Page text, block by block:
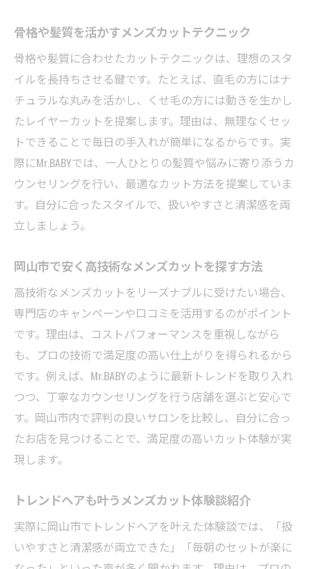
日常に馴染むメンズカットが人気の理由
長持ちするメンズカットのポイントを解説
自然な仕上がり重視のカット技術に注目
骨格や髪質に合うメンズカットの選び方
骨格や髪質を活かすメンズカットの秘訣
岡山市で一人ひとりに最適なカットを提案
メンズカットで理想のシルエットを実現す
る方法
髪質別メンズカットのおすすめポイント紹
介
プロが教える似合うメンズカットの選び方
個性を引き出す岡山のメンズカット体験談
最新メンズカットで印象を変える方法
岡山で話題の最新メンズカットスタイル特
集
印象を大きく変えるメンズカットのテクニ
ック
トレンドを意識したメンズカットの選び方
メンズカットで自信が持てる印象を演出
新しい自分に出会えるメンズカット体験
自然なメンズカットを叶える技術と工夫
岡山で選ばれるナチュラルなカットスタイ
骨格や髪質を活かすメンズカットテクニック
骨格や髪質に合わせたカットテクニックは、理想のスタ
イルを長持ちさせる鍵です。たとえば、直毛の方にはナ
チュラルな丸みを活かし、くせ毛の方には動きを生かし
たレイヤーカットを提案します。理由は、無理なくセッ
トできることで毎日の手入れが簡単になるからです。実
際にMr.BABYでは、一人ひとりの髪質や悩みに寄り添うカ
ウンセリングを行い、最適なカット方法を提案していま
す。自分に合ったスタイルで、扱いやすさと清潔感を両
立しましょう。
岡山市で安く高技術なメンズカットを探す方法
高技術なメンズカットをリーズナブルに受けたい場合、
専門店のキャンペーンや口コミを活用するのがポイント
です。理由は、コストパフォーマンスを重視しながら
も、プロの技術で満足度の高い仕上がりを得られるから
です。例えば、Mr.BABYのように最新トレンドを取り入れ
つつ、丁寧なカウンセリングを行う店舗を選ぶと安心で
す。岡山市内で評判の良いサロンを比較し、自分に合っ
たお店を見つけることで、満足度の高いカット体験が実
現します。
トレンドヘアも叶うメンズカット体験談紹介
実際に岡山市でトレンドヘアを叶えた体験談では、「扱
いやすさと清潔感が両立できた」「毎朝のセットが楽に